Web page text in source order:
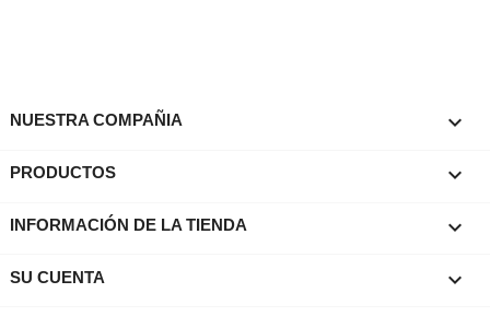
NUESTRA COMPAÑIA 
PRODUCTOS 
INFORMACIÓN DE LA TIENDA keyboard_arrow_down
SU CUENTA 